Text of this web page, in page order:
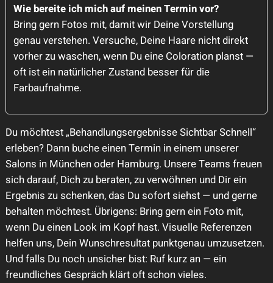
Wie bereite ich mich auf meinen Termin vor?
Bring gern Fotos mit, damit wir Deine Vorstellung
genau verstehen. Versuche, Deine Haare nicht direkt
vorher zu waschen, wenn Du eine Coloration planst —
oft ist ein natürlicher Zustand besser für die
Farbaufnahme.
Du möchtest „Behandlungsergebnisse Sichtbar Schnell“
erleben? Dann buche einen Termin in einem unserer
Salons in München oder Hamburg. Unsere Teams freuen
sich darauf, Dich zu beraten, zu verwöhnen und Dir ein
Ergebnis zu schenken, das Du sofort siehst — und gerne
behalten möchtest. Übrigens: Bring gern ein Foto mit,
wenn Du einen Look im Kopf hast. Visuelle Referenzen
helfen uns, Dein Wunschresultat punktgenau umzusetzen.
Und falls Du noch unsicher bist: Ruf kurz an — ein
freundliches Gespräch klärt oft schon vieles.